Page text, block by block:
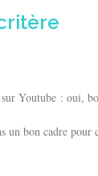
Youtube : oui,
un bon cadre pour